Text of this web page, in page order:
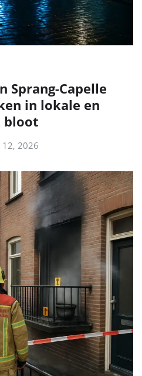
Sprang-Capelle
in lokale en
bloot
12, 2026